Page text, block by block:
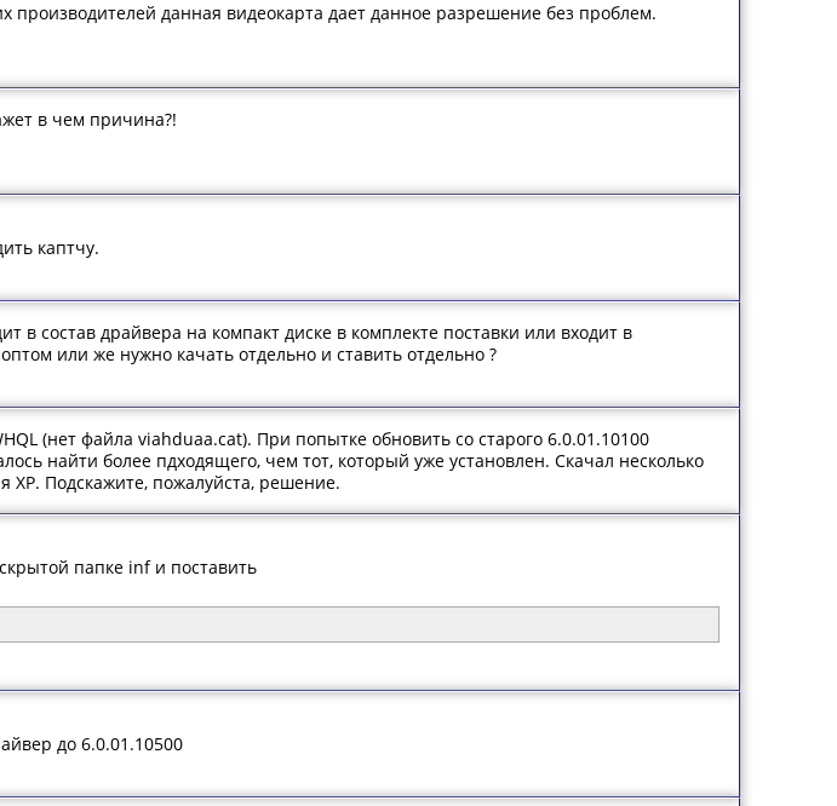
производителей данная видеокарта дает данное разрешение без проблем.
в чем причина?!
каптчу.
в состав драйвера на компакт диске в комплекте поставки или входит в
или же нужно качать отдельно и ставить отдельно ?
(нет файла viahduaa.cat). При попытке обновить со старого 6.0.01.10100
найти более пдходящего, чем тот, который уже установлен. Скачал несколько
XP. Подскажите, пожалуйста, решение.
папке inf и поставить
до 6.0.01.10500